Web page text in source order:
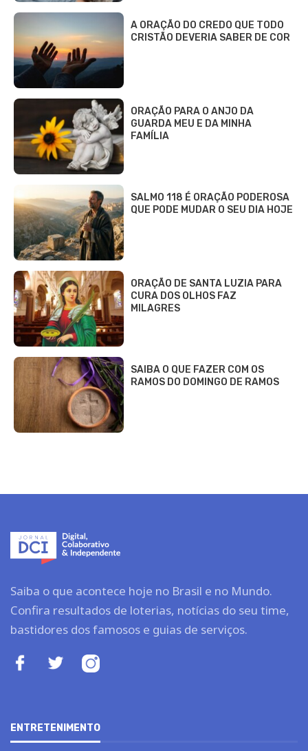
A ORAÇÃO DO CREDO QUE TODO
CRISTÃO DEVERIA SABER DE COR
ORAÇÃO PARA O ANJO DA
GUARDA MEU E DA MINHA
FAMÍLIA
SALMO 118 É ORAÇÃO PODEROSA
QUE PODE MUDAR O SEU DIA HOJE
ORAÇÃO DE SANTA LUZIA PARA
CURA DOS OLHOS FAZ
MILAGRES
SAIBA O QUE FAZER COM OS
RAMOS DO DOMINGO DE RAMOS
Saiba o que acontece hoje no Brasil e no Mundo.
Confira resultados de loterias, notícias do seu time,
bastidores dos famosos e guias de serviços.
ENTRETENIMENTO